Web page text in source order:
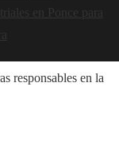
en Ponce para
responsables en la